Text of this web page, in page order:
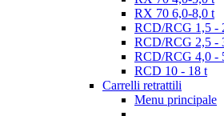
RX 70 6,0-8,0 t
RCD/RCG 1,5 -
RCD/RCG 2,5 -
RCD/RCG 4,0 -
RCD 10 - 18 t
Carrelli retrattili
Menu principale